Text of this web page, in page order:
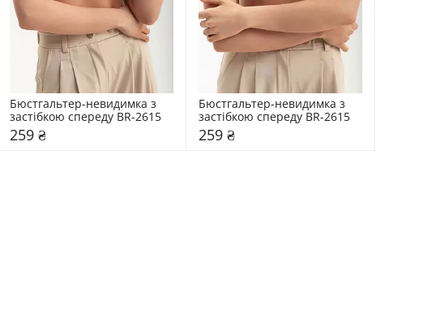
Бюстгальтер-невидимка з
застібкою спереду BR-2615
259 ₴
Бюстгальтер-невидимка з
застібкою спереду BR-2615
259 ₴